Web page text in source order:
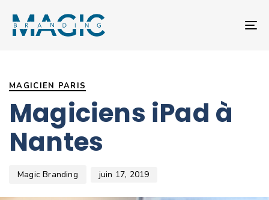
MAGICIEN PARIS
Magiciens iPad à
Nantes
Magic Branding juin 17, 2019